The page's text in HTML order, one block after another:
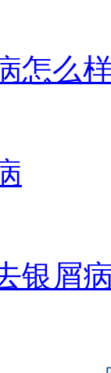
怎么
银屑